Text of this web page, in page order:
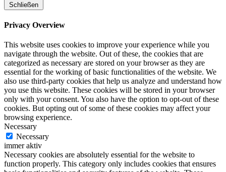
Schließen
Privacy Overview
This website uses cookies to improve your experience while you
navigate through the website. Out of these, the cookies that are
categorized as necessary are stored on your browser as they are
essential for the working of basic functionalities of the website. We
also use third-party cookies that help us analyze and understand how
you use this website. These cookies will be stored in your browser
only with your consent. You also have the option to opt-out of these
cookies. But opting out of some of these cookies may affect your
browsing experience.
Necessary
Necessary
immer aktiv
Necessary cookies are absolutely essential for the website to
function properly. This category only includes cookies that ensures